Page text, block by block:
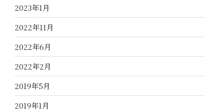
2023年1月
2022年11月
2022年6月
2022年2月
2019年5月
2019年1月